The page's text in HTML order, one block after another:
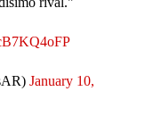
January 10,